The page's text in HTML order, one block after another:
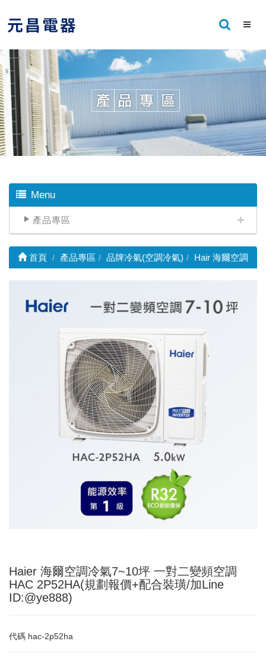
Menu
產品專區
首頁 產品專區 品牌冷氣(空調冷氣) Hair 海爾空調
Haier 海爾空調冷氣7~10坪 一對二變頻空調
HAC 2P52HA(規劃報價+配合裝璜/加Line
ID:@ye888)
代碼 hac-2p52ha